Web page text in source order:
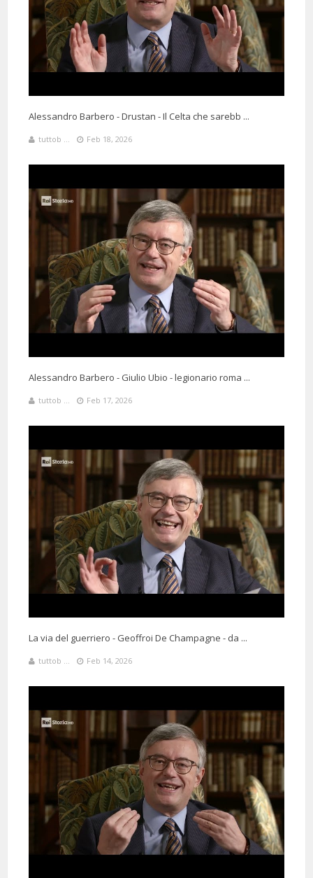
Alessandro Barbero - Drustan - Il Celta che sarebb ...
tuttob ... Feb 18, 2026
Alessandro Barbero - Giulio Ubio - legionario roma ...
tuttob ... Feb 17, 2026
La via del guerriero - Geoffroi De Champagne - da ...
tuttob ... Feb 14, 2026